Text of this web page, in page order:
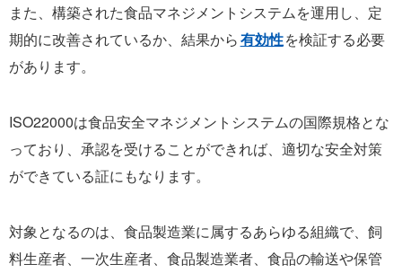
また、構築された食品マネジメントシステムを運用し、定
期的に改善されているか、結果から有効性を検証する必要
があります。
ISO22000は食品安全マネジメントシステムの国際規格とな
っており、承認を受けることができれば、適切な安全対策
ができている証にもなります。
対象となるのは、食品製造業に属するあらゆる組織で、飼
料生産者、一次生産者、食品製造業者、食品の輸送や保管